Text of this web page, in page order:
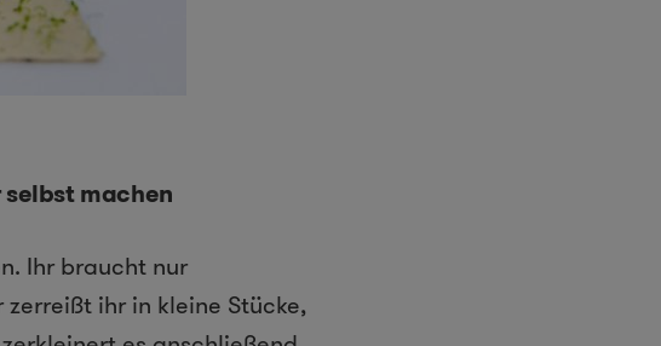
machen
Ihr braucht nur
ihr in kleine Stücke,